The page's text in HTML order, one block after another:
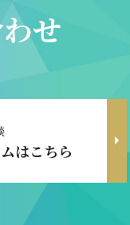
せ
はこちら